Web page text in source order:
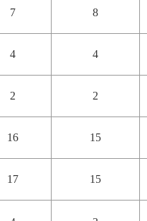
7 8
4 4
2 2
16 15
17 15